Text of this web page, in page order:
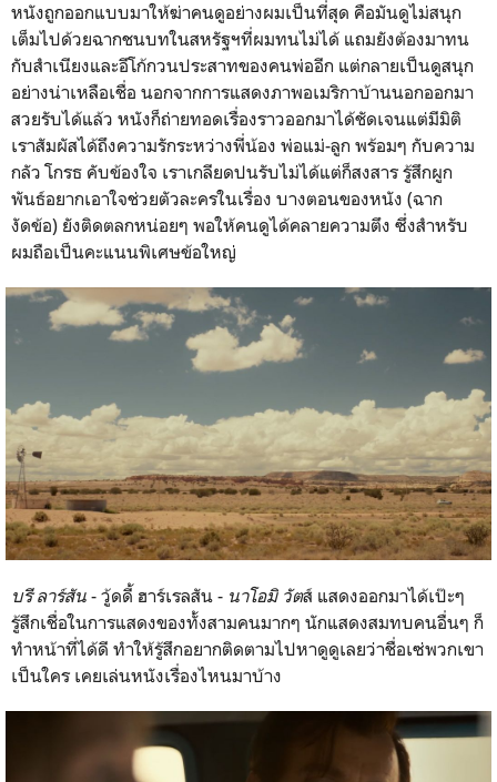
หนังถูกออกแบบมาให้ฆ่าคนดูอย่างผมเป็นที่สุด คือมันดูไม่สนุก
เต็มไปด้วยฉากชนบทในสหรัฐฯที่ผมทนไม่ได้ แถมยังต้องมาทน
กับสำเนียงและอีโก้กวนประสาทของคนพ่ออีก แต่กลายเป็นดูสนุก
อย่างน่าเหลือเชื่อ นอกจากการแสดงภาพอเมริกาบ้านนอกออกมา
สวยรับได้แล้ว หนังก็ถ่ายทอดเรื่องราวออกมาได้ชัดเจนแต่มีมิติ
เราสัมผัสได้ถึงความรักระหว่างพี่น้อง พ่อแม่-ลูก พร้อมๆ กับความ
กลัว โกรธ คับข้องใจ เราเกลียดปนรับไม่ได้แต่ก็สงสาร รู้สึกผูก
พันธ์อยากเอาใจช่วยตัวละครในเรื่อง บางตอนของหนัง (ฉาก
งัดข้อ) ยังติดตลกหน่อยๆ พอให้คนดูได้คลายความตึง ซึ่งสำหรับ
ผมถือเป็นคะแนนพิเศษข้อใหญ่
บรี ลาร์สัน - วู้ดดี้ ฮาร์เรลสัน - นาโอมิ วัตส์ แสดงออกมาได้เป๊ะๆ
รู้สึกเชื่อในการแสดงของทั้งสามคนมากๆ นักแสดงสมทบคนอื่นๆ ก็
ทำหน้าที่ได้ดี ทำให้รู้สึกอยากติดตามไปหาดูดูเลยว่าชื่อเซ่พวกเขา
เป็นใคร เคยเล่นหนังเรื่องไหนมาบ้าง